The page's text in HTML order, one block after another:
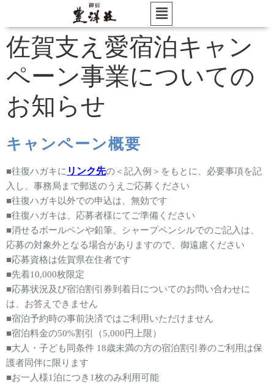
佐賀支え愛宿泊キャン
ペーン事業についての
お知らせ
キャンペーン概要
■往復ハガキに リンク先の＜記入例＞をもとに、必要事項を記
入し、事務局まで郵送のうえご応募ください
■往復ハガキ以外での申込は、無効です
■往復ハガキは、応募者様にてご準備ください
■消せるボールペンや鉛筆、シャープペンシルでのご記入は、
応募の対象外となる場合がありますので、御遠慮ください
■応募資格は佐賀県在住者です
■先着10,000枚限定
■応募状況及び宿泊割引券到着日についてのお問い合わせに
は、お答えできません
■宿泊予約時の事前決済ではご利用いただけません
■宿泊料金の50%割引（5,000円上限）
■大人・子ども同条件 18歳未満の方の宿泊割引券のご利用は保
護者同伴に限ります
■お一人様1泊につき1枚のみ利用可能